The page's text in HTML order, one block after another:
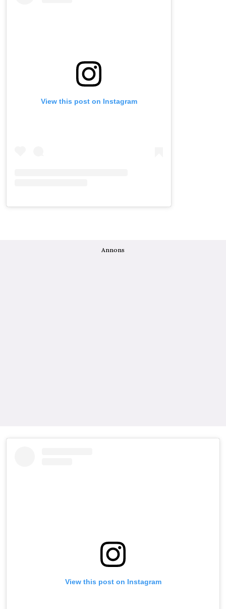
View this post on Instagram
Annons
View this post on Instagram